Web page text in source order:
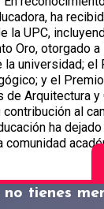
ha
la UPC,
Oro, otorgado
universidad; el
y el
de Arquitectura y
contribución al
ha dejado
comunidad
no tienes